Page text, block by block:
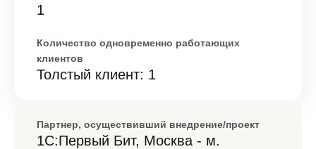
1
Количество одновременно работающих
клиентов
Толстый клиент: 1
Партнер, осуществивший внедрение/проект
1С:Первый Бит, Москва - м.